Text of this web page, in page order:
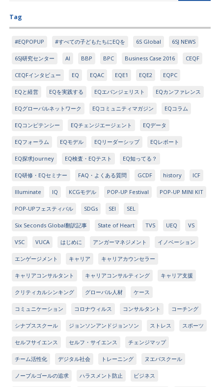
Tag
#EQPOPUP #すべての子どもたちにEQを 6S Global 6SJ NEWS
6SJ研究センター AI BBP BPC Business Case 2016 CEQF
CEQFインタビュー EQ EQAC EQE1 EQE2 EQPC
EQと経営 EQを実践する EQエバンジェリスト EQカンファレンス
EQグローバルネットワーク EQコミュニティマガジン EQコラム
EQコンピテンシー EQチェンジエージェント EQデータ
EQフォーラム EQモデル EQリーダーシップ EQレポート
EQ探求Journey EQ検査・EQテスト EQ知ってる？
EQ研修・EQセミナー FAQ・よくある質問 GCDF history ICF
Illuminate IQ KCGモデル POP-UP Festival POP-UP MINI KIT
POP-UPフェスティバル SDGs SEI SEL
Six Seconds Global翻訳記事 State of Heart TVS UEQ VS
VSC VUCA はじめに アンガーマネジメント イノベーション
エンゲージメント キャリア キャリアカウンセラー
キャリアコンサルタント キャリアコンサルティング キャリア支援
クリティカルシンキング グローバル人材 ケース
コミュニケーション コロナウィルス コンサルタント コーチング
シナプススクール ジョンソンアンドジョンソン ストレス スポーツ
セルフサイエンス セルフ・サイエンス チェンジマップ
チーム活性化 デジタル社会 トレーニング ヌエバスクール
ノーブルゴールの追求 ハラスメント防止 ビジネス